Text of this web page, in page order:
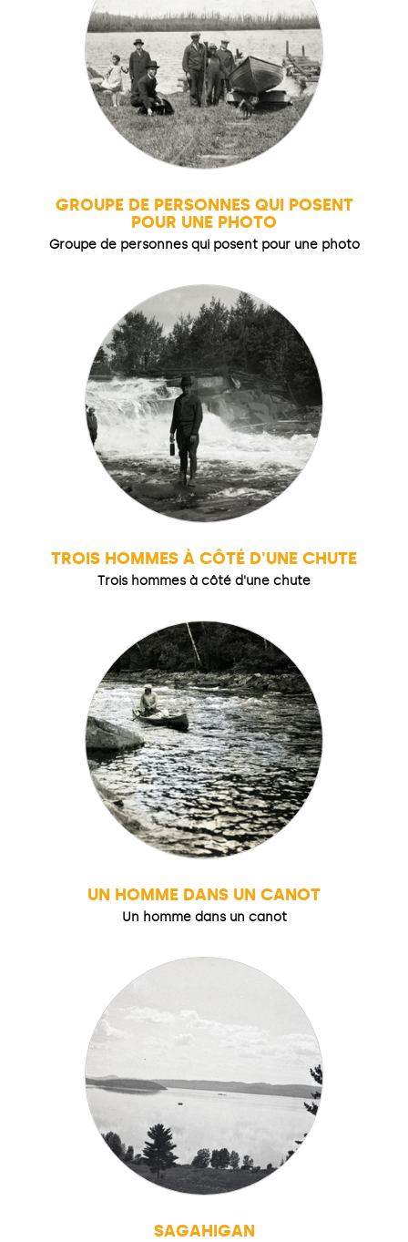
GROUPE DE PERSONNES QUI POSENT
POUR UNE PHOTO
Groupe de personnes qui posent pour une photo
TROIS HOMMES À CÔTÉ D'UNE CHUTE
Trois hommes à côté d'une chute
UN HOMME DANS UN CANOT
Un homme dans un canot
SAGAHIGAN